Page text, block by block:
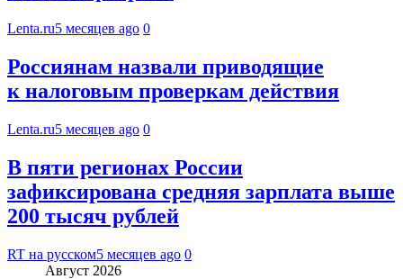
Lenta.ru5 месяцев ago 0
Россиянам назвали приводящие
к налоговым проверкам действия
Lenta.ru5 месяцев ago 0
В пяти регионах России
зафиксирована средняя зарплата выше
200 тысяч рублей
RT на русском5 месяцев ago 0
Август 2026